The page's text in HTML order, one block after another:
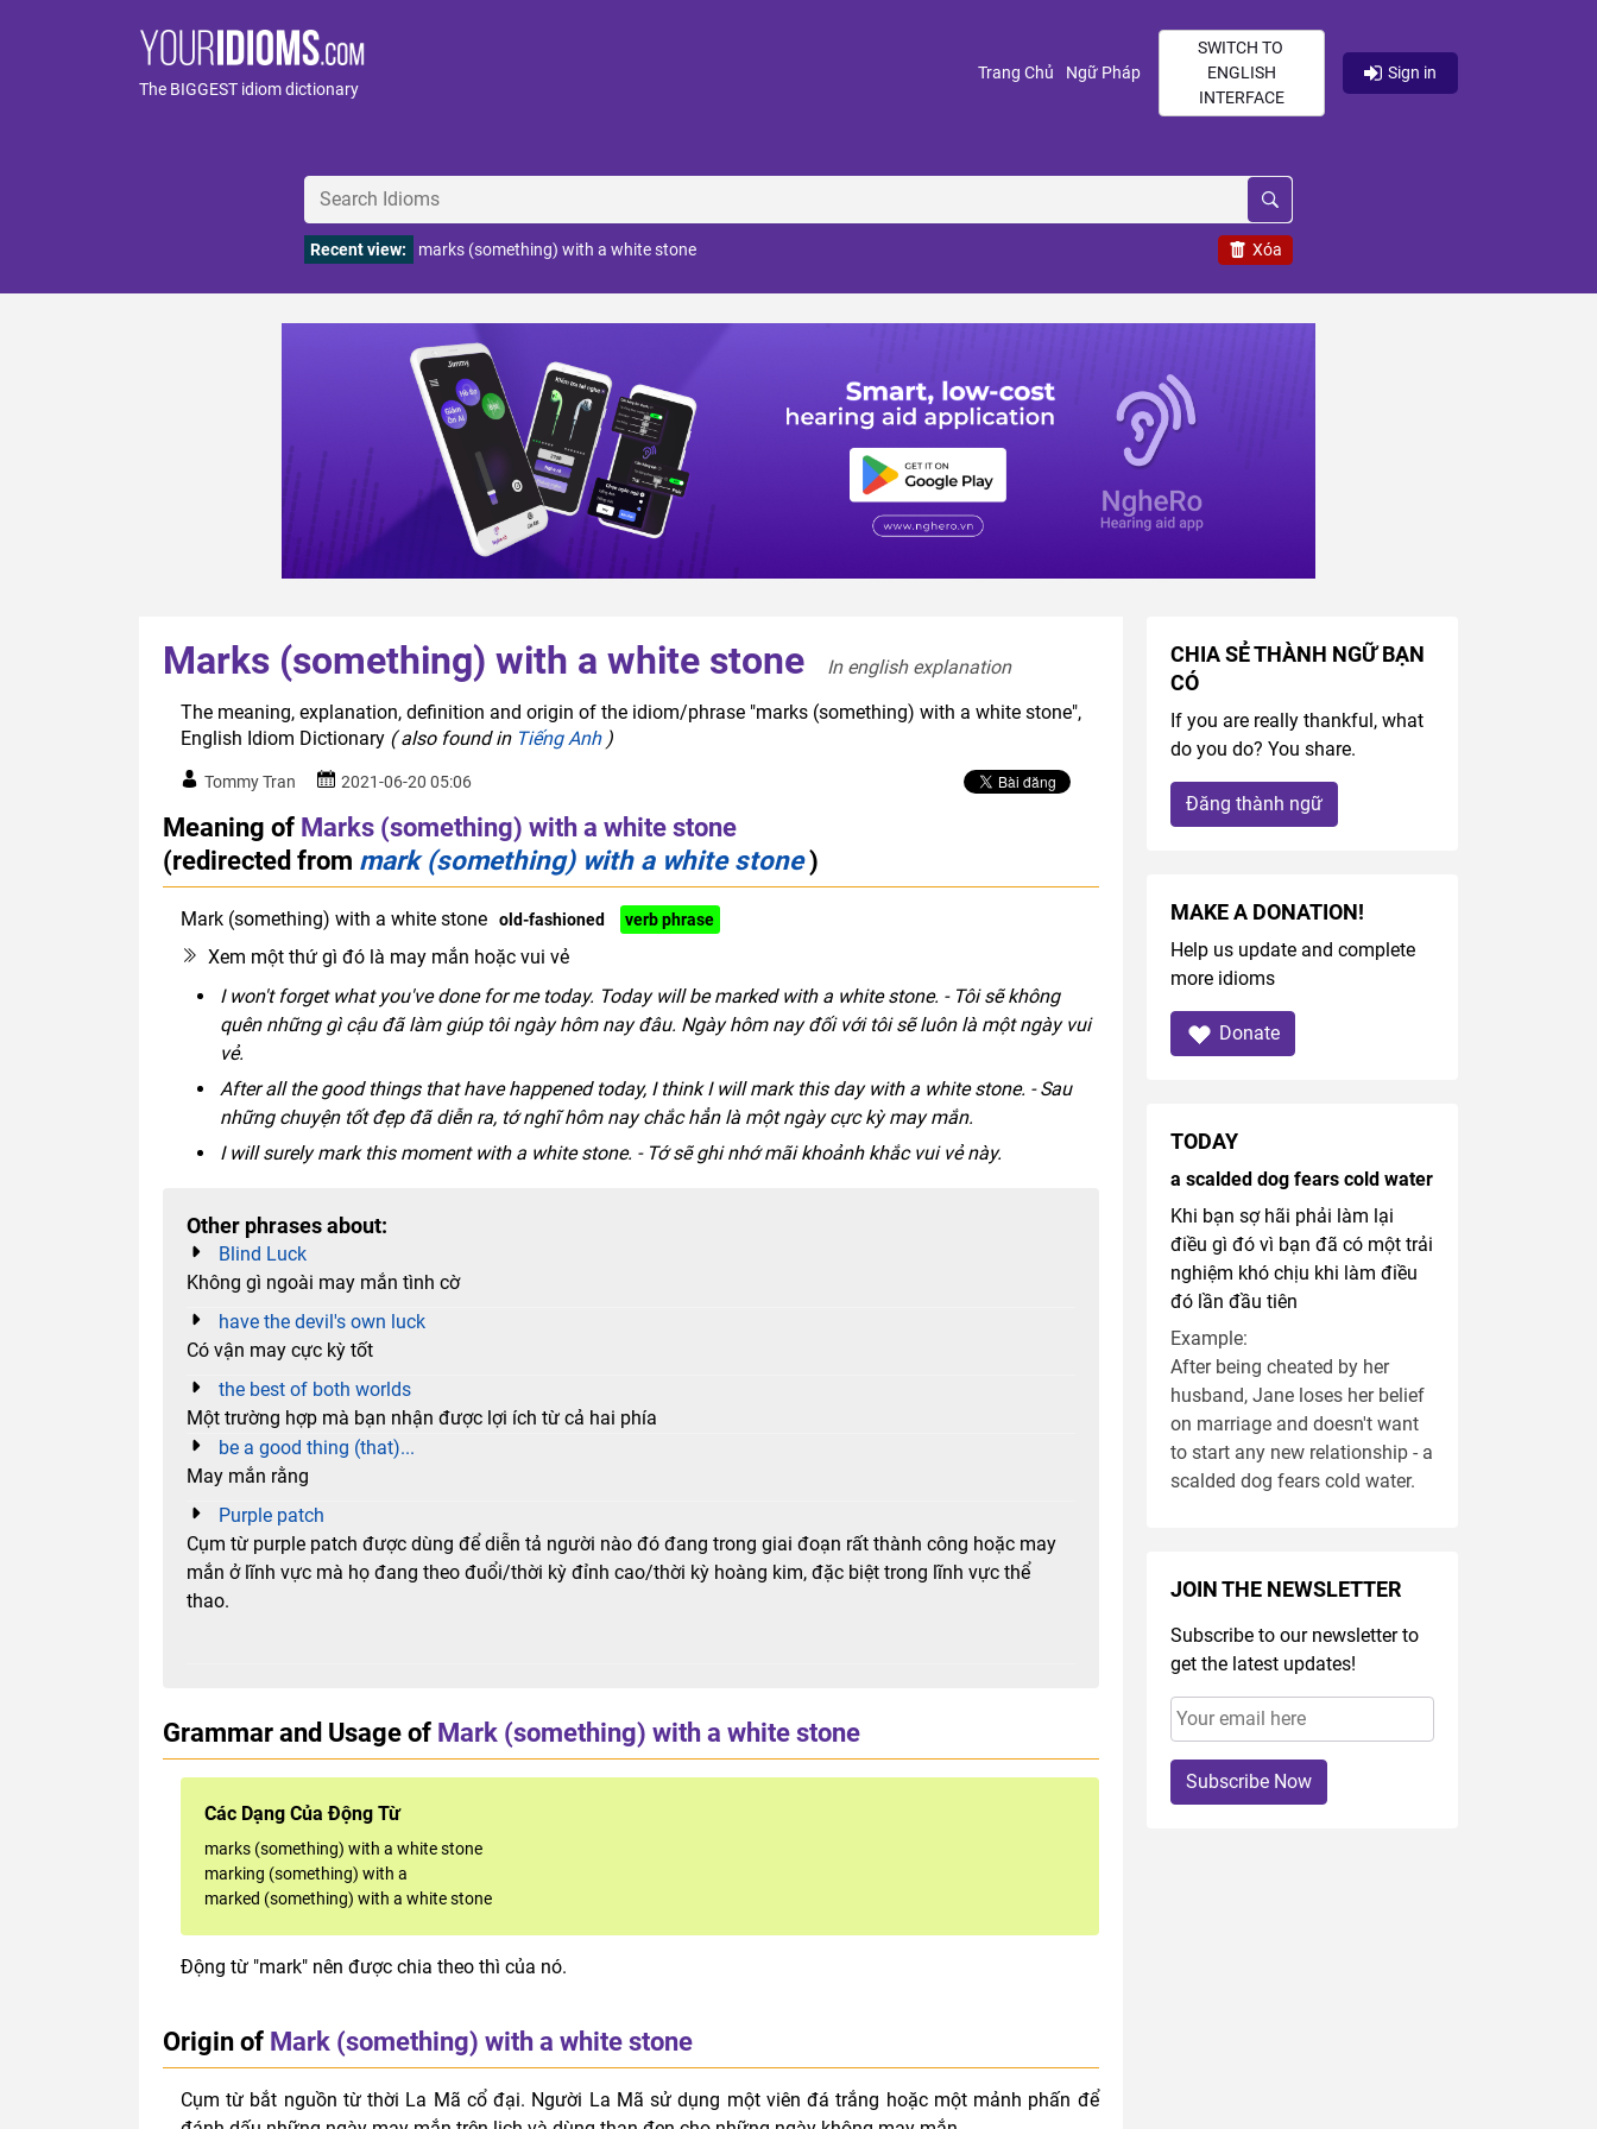
The BIGGEST idiom dictionary
Trang Chủ (current)
Ngữ Pháp(current)
SWITCH TO
ENGLISH
INTERFACE
Sign in
Xóa
Recent view: marks (something) with a white stone
Marks (something) with a white stone
In english explanation
The meaning, explanation, definition and origin of the idiom/phrase "marks (something) with a white stone",
English Idiom Dictionary ( also found in Tiếng Anh)
Tommy Tran 2021-06-20 05:06
Meaning of Marks (something) with a white stone
(redirected from mark (something) with a white stone)
Mark (something) with a white stone old-fashioned verb phrase
Xem một thứ gì đó là may mắn hoặc vui vẻ
I won't forget what you've done for me today. Today will be marked with a white stone. - Tôi sẽ không
quên những gì cậu đã làm giúp tôi ngày hôm nay đâu. Ngày hôm nay đối với tôi sẽ luôn là một ngày vui
vẻ.
After all the good things that have happened today, I think I will mark this day with a white stone. - Sau
những chuyện tốt đẹp đã diễn ra, tớ nghĩ hôm nay chắc hẳn là một ngày cực kỳ may mắn.
I will surely mark this moment with a white stone. - Tớ sẽ ghi nhớ mãi khoảnh khắc vui vẻ này.
Other phrases about:
Blind Luck
Không gì ngoài may mắn tình cờ
have the devil's own luck
Có vận may cực kỳ tốt
the best of both worlds
Một trường hợp mà bạn nhận được lợi ích từ cả hai phía
be a good thing (that)...
May mắn rằng
Purple patch
Cụm từ purple patch được dùng để diễn tả người nào đó đang trong giai đoạn rất thành công hoặc may
mắn ở lĩnh vực mà họ đang theo đuổi/thời kỳ đỉnh cao/thời kỳ hoàng kim, đặc biệt trong lĩnh vực thể
thao.
Grammar and Usage of Mark (something) with a white stone
Các Dạng Của Động Từ
marks (something) with a white stone
marking (something) with a
marked (something) with a white stone
Động từ "mark" nên được chia theo thì của nó.
Origin of Mark (something) with a white stone
Cụm từ bắt nguồn từ thời La Mã cổ đại. Người La Mã sử dụng một viên đá trắng hoặc một mảnh phấn để
CHIA SẺ THÀNH NGỮ BẠN
CÓ
If you are really thankful, what
do you do? You share.
Đăng thành ngữ
MAKE A DONATION!
Help us update and complete
more idioms
Donate
TODAY
a scalded dog fears cold water
Khi bạn sợ hãi phải làm lại
điều gì đó vì bạn đã có một trải
nghiệm khó chịu khi làm điều
đó lần đầu tiên
Example:
After being cheated by her
husband, Jane loses her belief
on marriage and doesn't want
to start any new relationship - a
scalded dog fears cold water.
JOIN THE NEWSLETTER
Subscribe to our newsletter to
get the latest updates!
Subscribe Now